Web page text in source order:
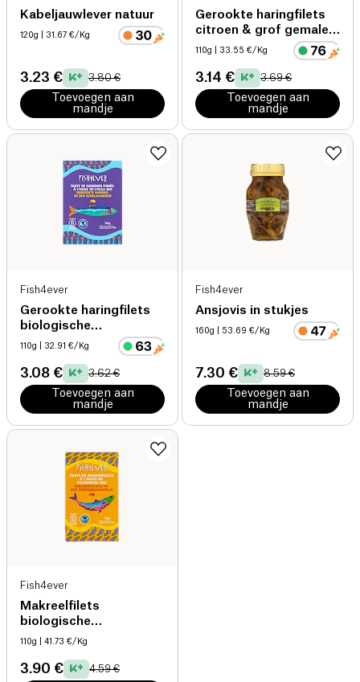
Kabeljauwlever natuur
120g | 31.67 €/Kg
3.23 € 3.80 €
Toevoegen aan
mandje
Gerookte haringfilets
citroen & grof gemalen
peper biologisch
110g | 33.55 €/Kg
3.14 € 3.69 €
Toevoegen aan
mandje
Fish4ever
Gerookte haringfilets
biologische
koolzaadolie
110g | 32.91 €/Kg
3.08 € 3.62 €
Toevoegen aan
mandje
Fish4ever
Ansjovis in stukjes
160g | 53.69 €/Kg
7.30 € 8.59 €
Toevoegen aan
mandje
Fish4ever
Makreelfilets
biologische
zonnebloemolie
110g | 41.73 €/Kg
3.90 € 4.59 €